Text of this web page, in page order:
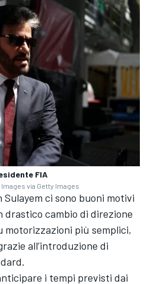
FIA
via Getty Images
Sulayem ci sono buoni motivi
drastico cambio di direzione
motorizzazioni più semplici,
all’introduzione di
i tempi previsti dai